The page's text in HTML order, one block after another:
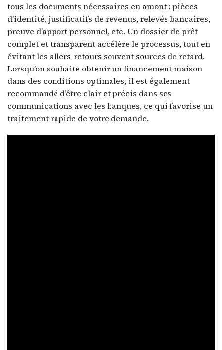
tous les documents nécessaires en amont : pièces
d’identité, justificatifs de revenus, relevés bancaires,
preuve d’apport personnel, etc. Un dossier de prêt
complet et transparent accélère le processus, tout en
évitant les allers-retours souvent sources de retard.
Lorsqu’on souhaite obtenir un financement maison
dans des conditions optimales, il est également
recommandé d’être clair et précis dans ses
communications avec les banques, ce qui favorise un
traitement rapide de votre demande.